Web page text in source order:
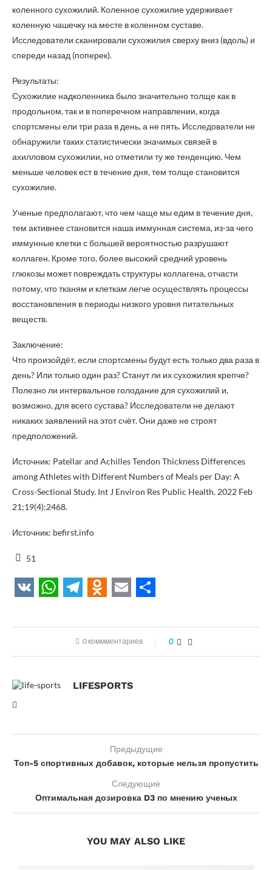
коленного сухожилий. Коленное сухожилие удерживает
коленную чашечку на месте в коленном суставе.
Исследователи сканировали сухожилия сверху вниз (вдоль) и
спереди назад (поперек).
Результаты:
Сухожилие надколенника было значительно толще как в
продольном, так и в поперечном направлении, когда
спортсмены ели три раза в день, а не пять. Исследователи не
обнаружили таких статистически значимых связей в
ахилловом сухожилии, но отметили ту же тенденцию. Чем
меньше человек ест в течение дня, тем толще становится
сухожилие.
Ученые предполагают, что чем чаще мы едим в течение дня,
тем активнее становится наша иммунная система, из-за чего
иммунные клетки с большей вероятностью разрушают
коллаген. Кроме того, более высокий средний уровень
глюкозы может повреждать структуры коллагена, отчасти
потому, что тканям и клеткам легче осуществлять процессы
восстановления в периоды низкого уровня питательных
веществ.
Заключение:
Что произойдёт, если спортсмены будут есть только два раза в
день? Или только один раз? Станут ли их сухожилия крепче?
Полезно ли интервальное голодание для сухожилий и,
возможно, для всего сустава? Исследователи не делают
никаких заявлений на этот счёт. Они даже не строят
предположений.
Источник: Patellar and Achilles Tendon Thickness Differences
among Athletes with Different Numbers of Meals per Day: A
Cross-Sectional Study. Int J Environ Res Public Health. 2022 Feb
21;19(4):2468.
Источник: befirst.info
51
0 коммментариев 0
LIFESPORTS
Предыдущие
Топ-5 спортивных добавок, которые нельзя пропустить
Следующие
Оптимальная дозировка D3 по мнению ученых
YOU MAY ALSO LIKE